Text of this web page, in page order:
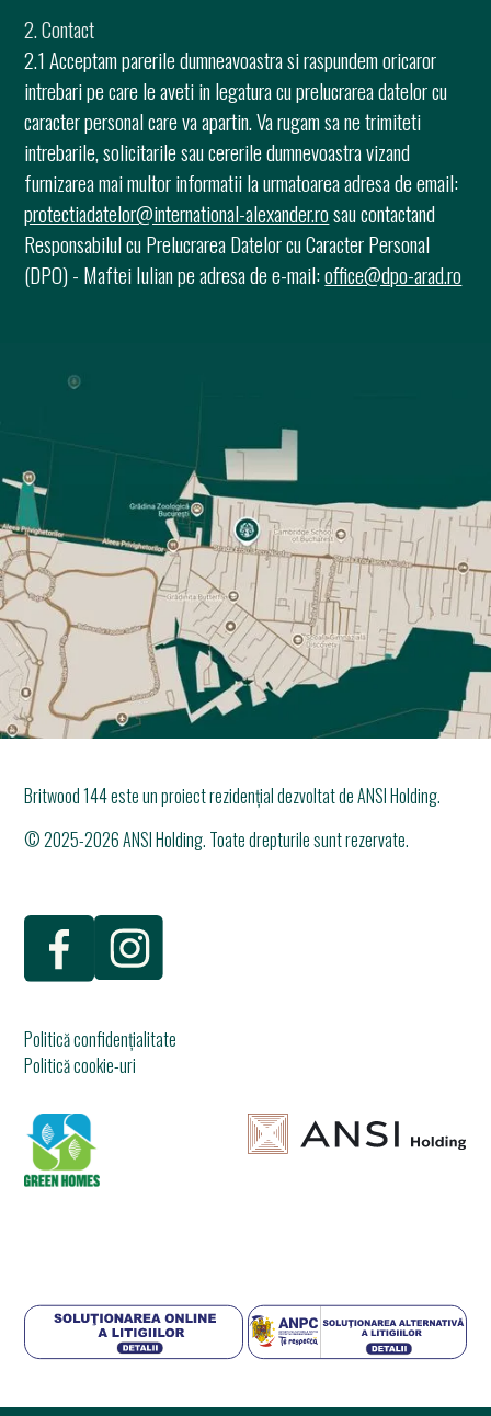
2. Contact
2.1 Acceptam parerile dumneavoastra si raspundem oricaror
intrebari pe care le aveti in legatura cu prelucrarea datelor cu
caracter personal care va apartin. Va rugam sa ne trimiteti
intrebarile, solicitarile sau cererile dumnevoastra vizand
furnizarea mai multor informatii la urmatoarea adresa de email:
protectiadatelor@international-alexander.rosau contactand
Responsabilul cu Prelucrarea Datelor cu Caracter Personal
(DPO) - Maftei Iulian pe adresa de e-mail:office@dpo-arad.ro
Britwood 144 este un proiect rezidențial dezvoltat de ANSI Holding.
© 2025-2026ANSI Holding. Toate drepturile sunt rezervate.
Politică confidențialitate
Politică cookie-uri